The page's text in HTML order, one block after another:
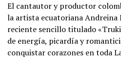
El cantautor y productor
la artista ecuatoriana Andreina
reciente sencillo titulado
de energía, picardía y
conquistar corazones en toda